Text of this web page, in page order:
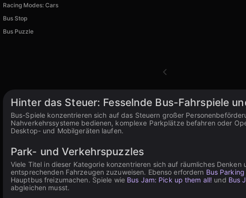
Racing Modes: Cars
Bus Stop
Bus Puzzle
Hinter das Steuer: Fesselnde Bus-Fahrspiele
Bus-Spiele konzentrieren sich auf das Steuern großer
Nahverkehrssysteme bedienen, komplexe Parkplätze befahren oder
Desktop- und Mobilgeräten laufen.
Park- und Verkehrspuzzles
Viele Titel in dieser Kategorie konzentrieren sich auf räumliches Denken
entsprechenden Fahrzeugen zuzuweisen. Ebenso erfordern Bus
Hauptbus freizumachen. Spiele wie Bus Jam: Pick up them all! und Bus
abgleichen musst.